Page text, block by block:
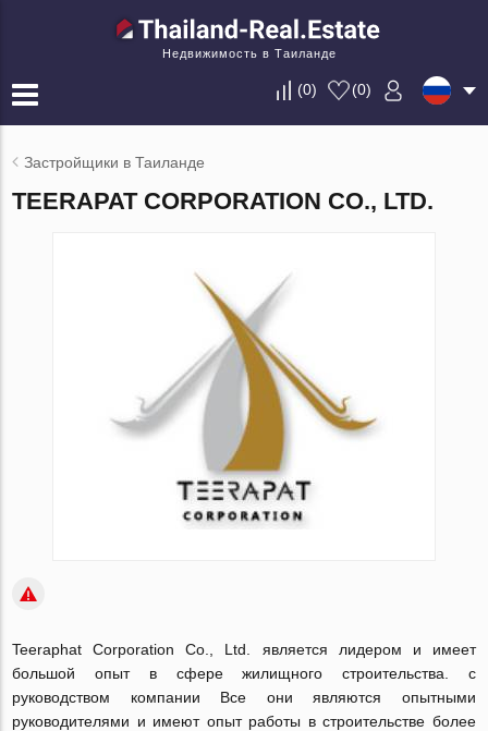
Недвижимость в Таиланде
(0) (0)
Застройщики в Таиланде
TEERAPAT CORPORATION CO., LTD.
Teeraphat Corporation Co., Ltd. является лидером и имеет
большой опыт в сфере жилищного строительства. с
руководством компании Все они являются опытными
руководителями и имеют опыт работы в строительстве более